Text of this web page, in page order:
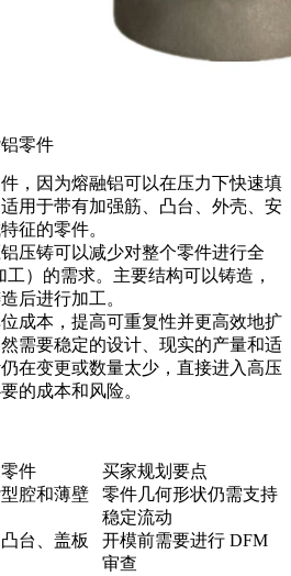
零件
，因为熔融铝可以在压力下快速填
用于带有加强筋、凸台、外壳、安
征的零件。
压铸可以减少对整个零件进行全
）的需求。主要结构可以铸造，
后进行加工。
成本，提高可重复性并更高效地扩
需要稳定的设计、现实的产量和适
在变更或数量太少，直接进入高压
的成本和风险。
件
买家规划要点
腔和薄壁
零件几何形状仍需支持
稳定流动
台、盖板
开模前需要进行 DFM
审查